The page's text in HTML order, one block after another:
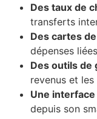
Des taux de
transferts
Des cartes
dépenses
Des outils de
revenus et les
Une
depuis son